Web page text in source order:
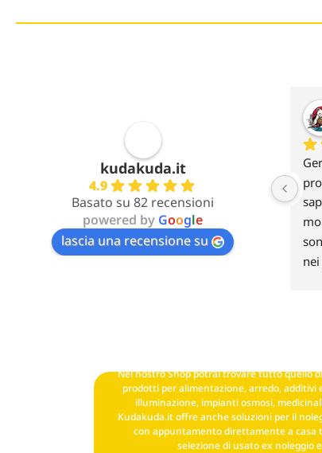
kudakuda.it
4.9
Basato su 82 recensioni
powered by Google
lascia una recensione su
Nel nostro Shop potrai trovare tutto quello
prodotti per alimentazione, arredo,
illuminazione, impianti osmosi,
Kudakuda.it offre anche soluzioni per il
con appuntamento direttamente a
selezione di usato ex noleggio